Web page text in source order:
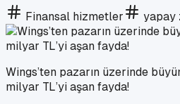
Finansal hizmetler yapay
Wings’ten pazarın üzerinde
milyar TL’yi aşan fayda!